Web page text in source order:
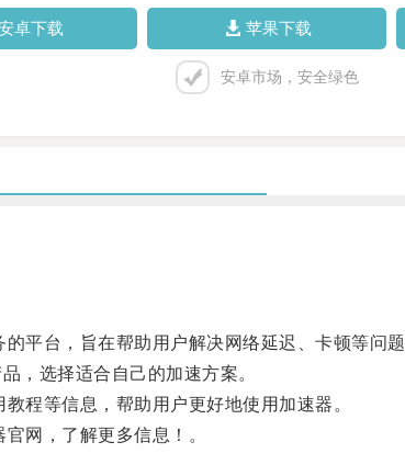
卓下载 苹果下载
安卓市场，安全绿色
台，旨在帮助用户解决网络延迟、卡顿等问题
选择适合自己的加速方案。
等信息，帮助用户更好地使用加速器。
网，了解更多信息！。